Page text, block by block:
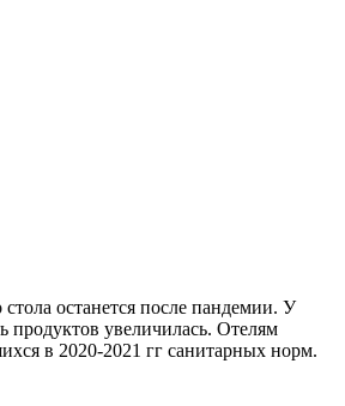
останется после пандемии. У
увеличилась. Отелям
в 2020-2021 гг санитарных норм.